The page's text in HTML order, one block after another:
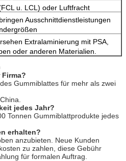
u. LCL) oder Luftfracht
Ausschnittdienstleistungen
Extralaminierung mit PSA,
oder anderen Materialien.
Gummiblattes für mehr als zwei
jedes Jahr?
Tonnen Gummiblattprodukte jedes
erhalten?
anzubieten. Neue Kunden
zu zahlen, diese Gebühr
für formalen Auftrag.